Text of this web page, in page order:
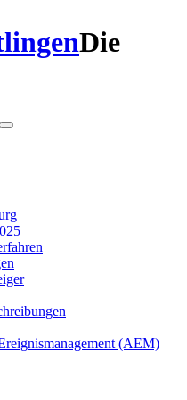
Die
(AEM)